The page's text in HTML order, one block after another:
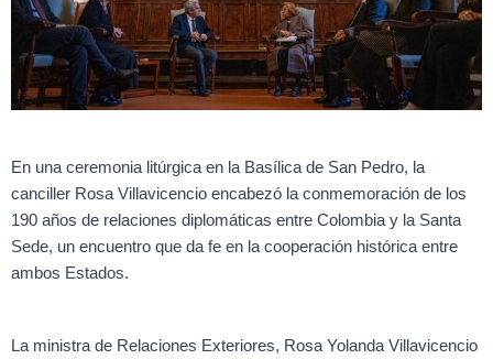
En una ceremonia litúrgica en la Basílica de San Pedro, la
canciller Rosa Villavicencio encabezó la conmemoración de los
190 años de relaciones diplomáticas entre Colombia y la Santa
Sede, un encuentro que da fe en la cooperación histórica entre
ambos Estados.
La ministra de Relaciones Exteriores, Rosa Yolanda Villavicencio